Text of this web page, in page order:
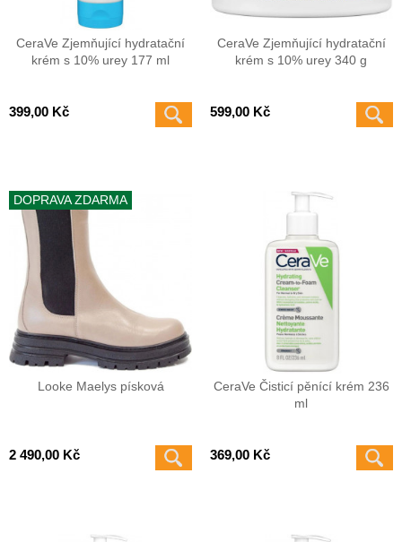
CeraVe Zjemňující hydratační
krém s 10% urey 177 ml
399,00 Kč
CeraVe Zjemňující hydratační
krém s 10% urey 340 g
599,00 Kč
DOPRAVA ZDARMA
Looke Maelys písková
2 490,00 Kč
CeraVe Čisticí pěnící krém 236
ml
369,00 Kč